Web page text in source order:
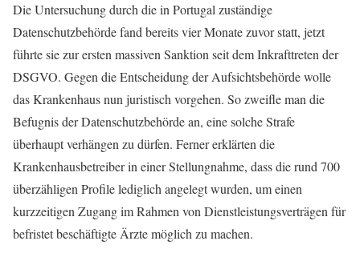
Die Untersuchung durch die in Portugal zuständige
Datenschutzbehörde fand bereits vier Monate zuvor statt, jetzt
führte sie zur ersten massiven Sanktion seit dem Inkrafttreten der
DSGVO. Gegen die Entscheidung der Aufsichtsbehörde wolle
das Krankenhaus nun juristisch vorgehen. So zweifle man die
Befugnis der Datenschutzbehörde an, eine solche Strafe
überhaupt verhängen zu dürfen. Ferner erklärten die
Krankenhausbetreiber in einer Stellungnahme, dass die rund 700
überzähligen Profile lediglich angelegt wurden, um einen
kurzzeitigen Zugang im Rahmen von Dienstleistungsverträgen für
befristet beschäftigte Ärzte möglich zu machen.